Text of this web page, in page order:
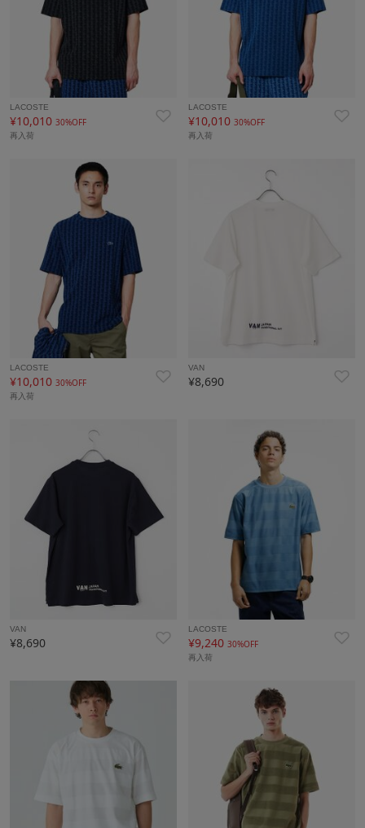
LACOSTE
¥10,010 30%OFF
再入荷
LACOSTE
¥10,010 30%OFF
再入荷
LACOSTE
¥10,010 30%OFF
再入荷
VAN
¥8,690
VAN
¥8,690
LACOSTE
¥9,24030%OFF
再入荷